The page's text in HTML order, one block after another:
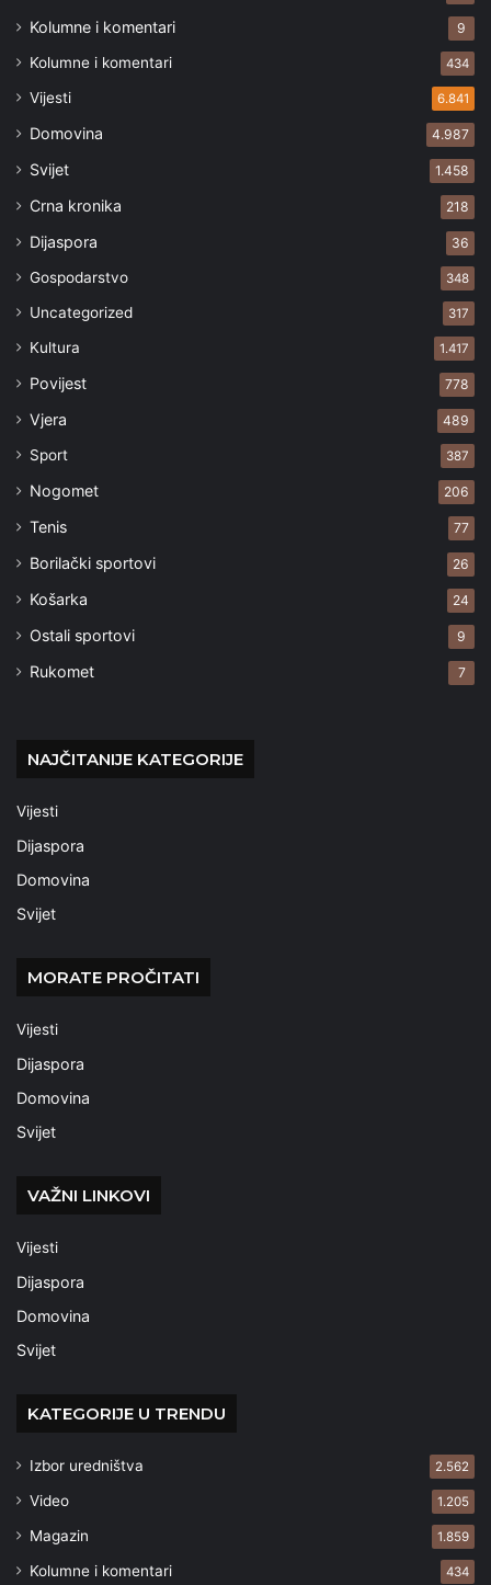
Kolumne i komentari 9
Kolumne i komentari 434
Vijesti 6.841
Domovina 4.987
Svijet 1.458
Crna kronika 218
Dijaspora 36
Gospodarstvo 348
Uncategorized 317
Kultura 1.417
Povijest 778
Vjera 489
Sport 387
Nogomet 206
Tenis 77
Borilački sportovi 26
Košarka 24
Ostali sportovi 9
Rukomet 7
NAJČITANIJE KATEGORIJE
Vijesti
Dijaspora
Domovina
Svijet
MORATE PROČITATI
Vijesti
Dijaspora
Domovina
Svijet
VAŽNI LINKOVI
Vijesti
Dijaspora
Domovina
Svijet
KATEGORIJE U TRENDU
Izbor uredništva 2.562
Video 1.205
Magazin 1.859
Kolumne i komentari 434